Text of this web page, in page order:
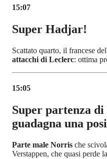
15:07
Super Hadjar!
Scattato quarto, il francese
attacchi di Leclerc: ottima
15:05
Super partenza
guadagna una
Parte male Norris che
Verstappen, che quasi perde